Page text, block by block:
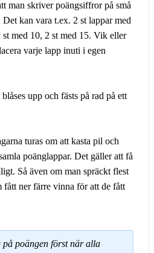
man skriver poängsiffror på små
kan vara t.ex. 2 st lappar med
med 10, 2 st med 15. Vik eller
varje lapp inuti i egen
upp och fästs på rad på ett
turas om att kasta pil och
poänglappar. Det gäller att få
Så även om man spräckt flest
fått ner färre vinna för att de fått
poängen först när alla